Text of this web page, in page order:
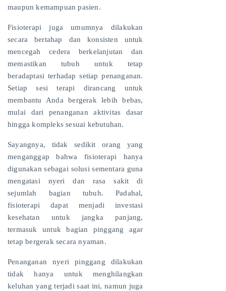
maupun kemampuan pasien.
Fisioterapi juga umumnya dilakukan
secara bertahap dan konsisten untuk
mencegah cedera berkelanjutan dan
memastikan tubuh untuk tetap
beradaptasi terhadap setiap penanganan.
Setiap sesi terapi dirancang untuk
membantu Anda bergerak lebih bebas,
mulai dari penanganan aktivitas dasar
hingga kompleks sesuai kebutuhan.
Sayangnya, tidak sedikit orang yang
menganggap bahwa fisioterapi hanya
digunakan sebagai solusi sementara guna
mengatasi nyeri dan rasa sakit di
sejumlah bagian tubuh. Padahal,
fisioterapi dapat menjadi investasi
kesehatan untuk jangka panjang,
termasuk untuk bagian pinggang agar
tetap bergerak secara nyaman.
Penanganan nyeri pinggang dilakukan
tidak hanya untuk menghilangkan
keluhan yang terjadi saat ini, namun juga